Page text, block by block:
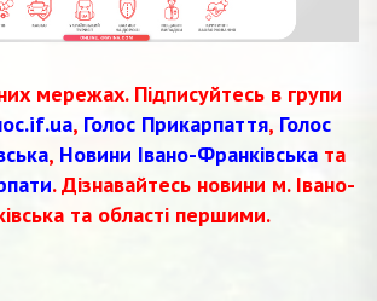
мережах. Підписуйтесь в групи
, Голос Прикарпаття, Голос
, Новини Івано-Франківськата
. Дізнавайтесь новини м. Івано-
та області першими.